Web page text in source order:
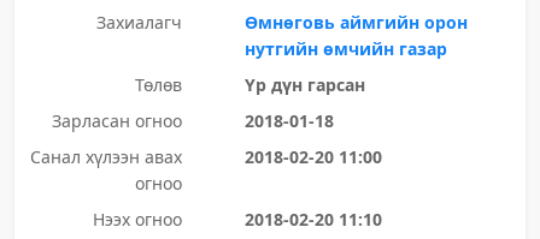
Захиалагч
Өмнөговь аймгийн орон
нутгийн өмчийн газар
Төлөв
Үр дүн гарсан
Зарласан огноо
2018-01-18
Санал хүлээн авах
огноо
2018-02-20 11:00
Нээх огноо
2018-02-20 11:10